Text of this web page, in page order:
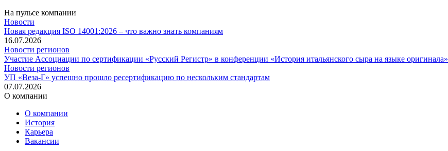
На пульсе компании
Новости
Новая редакция ISO 14001:2026 – что важно знать компаниям
16.07.2026
Новости регионов
Участие Ассоциации по сертификации «Русский Регистр» в конференции «История итальянского сыра на языке оригинала»
Новости регионов
УП «Веза-Г» успешно прошло ресертификацию по нескольким стандартам
07.07.2026
О компании
О компании
История
Карьера
Вакансии